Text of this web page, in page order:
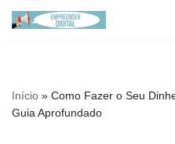
conteúdo
Início » Como Fazer o Seu
Guia Aprofundado